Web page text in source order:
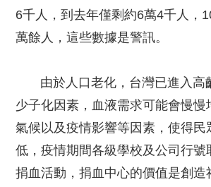
6千人，到去年僅剩約6萬4千人，
萬餘人，這些數據是警訊。
由於人口老化，台灣已進入高
少子化因素，血液需求可能會慢慢
氣候以及疫情影響等因素，使得民
低，疫情期間各級學校及公司行號
捐血活動，捐血中心的價值是創造